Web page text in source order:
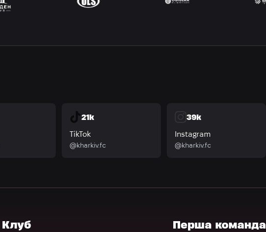
21k
TikTok
@kharkiv.fc
39k
Instagram
@kharkiv.fc
Клуб Перша команда